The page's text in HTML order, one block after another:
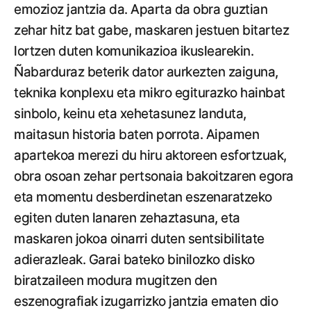
emozioz jantzia da. Aparta da obra guztian
zehar hitz bat gabe, maskaren jestuen bitartez
lortzen duten komunikazioa ikuslearekin.
Ñabarduraz beterik dator aurkezten zaiguna,
teknika konplexu eta mikro egiturazko hainbat
sinbolo, keinu eta xehetasunez landuta,
maitasun historia baten porrota. Aipamen
apartekoa merezi du hiru aktoreen esfortzuak,
obra osoan zehar pertsonaia bakoitzaren egora
eta momentu desberdinetan eszenaratzeko
egiten duten lanaren zehaztasuna, eta
maskaren jokoa oinarri duten sentsibilitate
adierazleak. Garai bateko binilozko disko
biratzaileen modura mugitzen den
eszenografiak izugarrizko jantzia ematen dio